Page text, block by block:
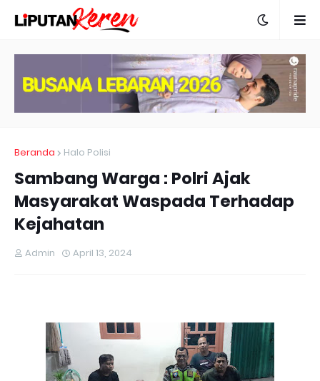
Beranda Halo Polisi
Sambang Warga : Polri Ajak
Masyarakat Waspada Terhadap
Kejahatan
Admin April 13, 2024